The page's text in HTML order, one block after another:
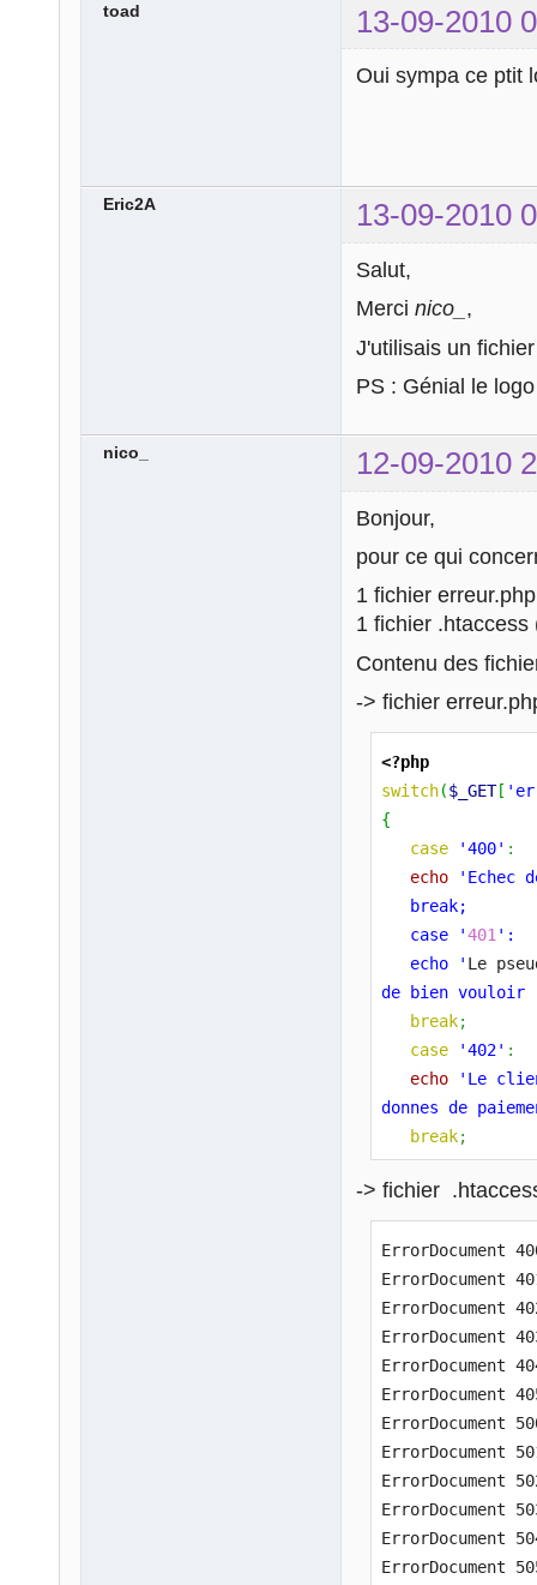
toad 13-09-2010
Oui sympa ce ptit
Eric2A 13-09-2010
Salut,
Merci nico_ ,
J'utilisais un
PS : Génial le
nico_ 12-09-2010
Bonjour,
pour ce qui
1 fichier
1 fichier
Contenu des
-> fichier
<?php
switch($_GET[
{
case
'400' :
echo
'Echec
break;
case '401 ':
echo ' Le
de bien vouloir
break;
case
'402' :
echo
'Le
donnes de
break;
case '403':
echo
break;
case '404' :
echo 'La
break;
case '405' :
echo
break;
case '500'
echo 'Erreur
break;
case '501'
echo 'Le
break;
-> fichier
ErrorDocument
ErrorDocument
ErrorDocument
ErrorDocument
ErrorDocument
ErrorDocument
ErrorDocument
ErrorDocument
ErrorDocument
ErrorDocument
ErrorDocument
ErrorDocument